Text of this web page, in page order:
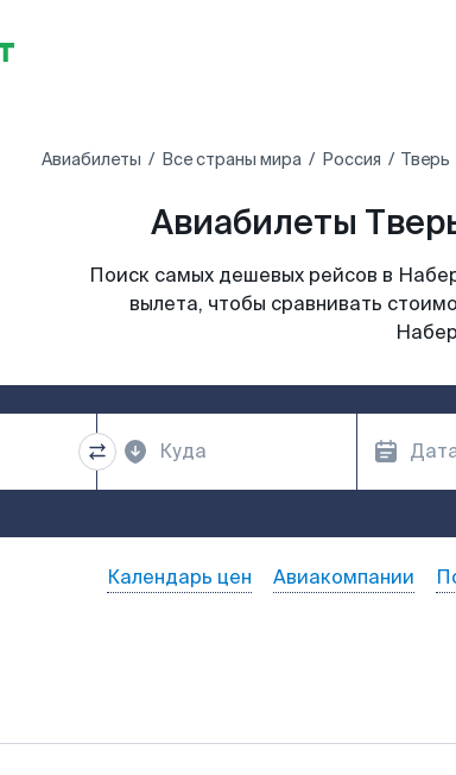
Авиабилеты Все страны мира Россия Тверь
Авиабилеты
Поиск самых дешевых рейсов в
вылета, чтобы сравнивать
Календарь цен Авиакомпании